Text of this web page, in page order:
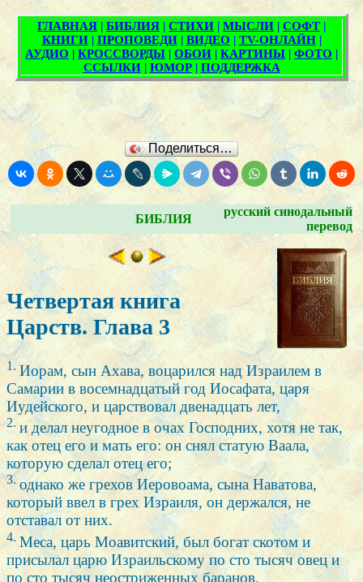
Поделиться…
БИБЛИЯ
русский синодальный
перевод
Четвертая книга
Царств. Глава 3
1.Иорам, сын Ахава, воцарился над Израилем в
Самарии в восемнадцатый год Иосафата, царя
Иудейского, и царствовал двенадцать лет,
2. и делал неугодное в очах Господних, хотя не так,
как отец его и мать его: он снял статую Ваала,
которую сделал отец его;
3.однако же грехов Иеровоама, сына Наватова,
который ввел в грех Израиля, он держался, не
отставал от них.
4. Меса, царь Моавитский, был богат скотом и
присылал царю Израильскому по сто тысяч овец и
по сто тысяч неостриженных баранов.